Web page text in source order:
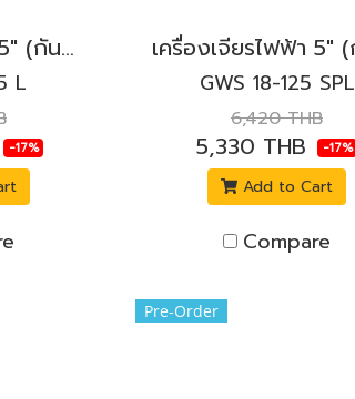
เครื่องเจียรไฟฟ้า 5" (กันสะบัด) 1,800W. BOSCH รุ่น GWS 18-125 L สวิตช์ล็อก
L
-17%
GWS 18-125 SPL
6,420 THB
5,330 THB -17%
Add to Cart
Compare
Pre-Order